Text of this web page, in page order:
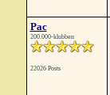
Pac
200.000-klubben
22026 Posts